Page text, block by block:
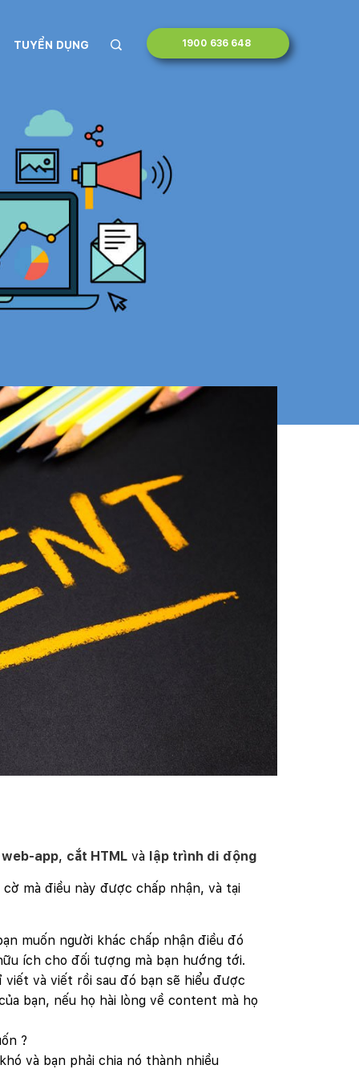
1900 636 648
TUYỂN DỤNG
app, cắt HTMLvà lập trình di động
mà điều này được chấp nhận, và tại
muốn người khác chấp nhận điều đó
ích cho đối tượng mà bạn hướng tới.
và viết rồi sau đó bạn sẽ hiểu được
bạn, nếu họ hài lòng về content mà họ
?
và bạn phải chia nó thành nhiều